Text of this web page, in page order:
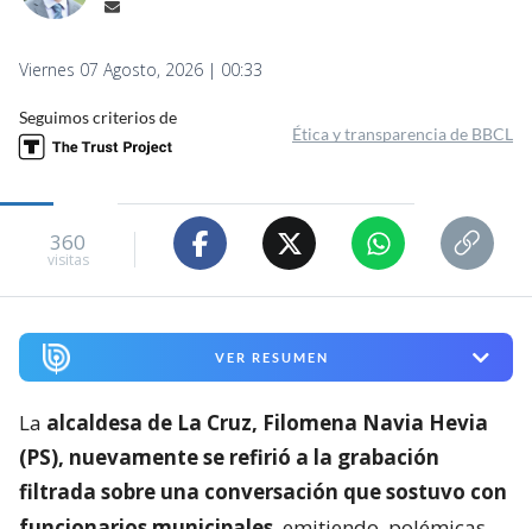
Viernes 07 Agosto, 2026 | 00:33
Seguimos criterios de
Ética y transparencia de BBCL
360
visitas
VER RESUMEN
La alcaldesa de La Cruz, Filomena Navia Hevia
(PS), nuevamente se refirió a la grabación
filtrada sobre una conversación que sostuvo con